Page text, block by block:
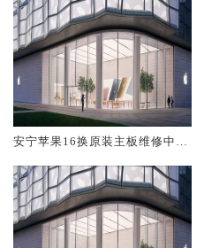
安宁苹果16换原装主板维修中心